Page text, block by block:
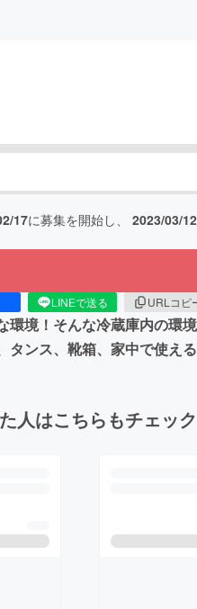
17に募集を開始し、 2023/03/12
LINEで送る URLコピ
環境！そんな冷蔵庫内の環
タンス、靴箱、家中で使え
人はこちらもチェッ